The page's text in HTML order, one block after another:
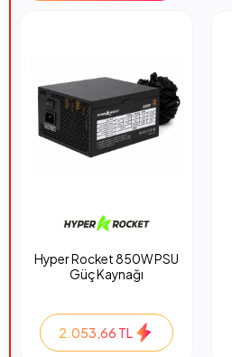
Hyper Rocket 850W PSU
Güç Kaynağı
2.053,66 TL